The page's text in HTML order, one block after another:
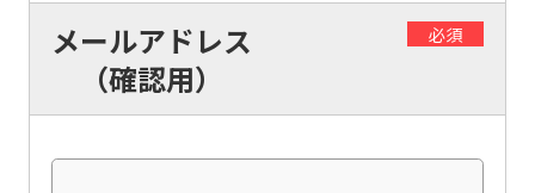
メールアドレス
（確認用）
必須